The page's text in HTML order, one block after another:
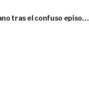
tras el confuso episo…